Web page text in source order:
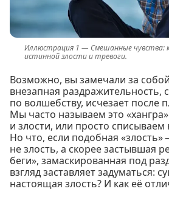
Смешанные чувства:
истинной злости и тревоги.
Возможно, вы замечали за
внезапная раздражительность,
по волшебству, исчезает после
Мы часто называем это
и злости, или просто списываем
Но что, если подобная «злость»
не злость, а скорее застывшая
беги», замаскированная под
взгляд заставляет задуматься:
настоящая злость? И как её